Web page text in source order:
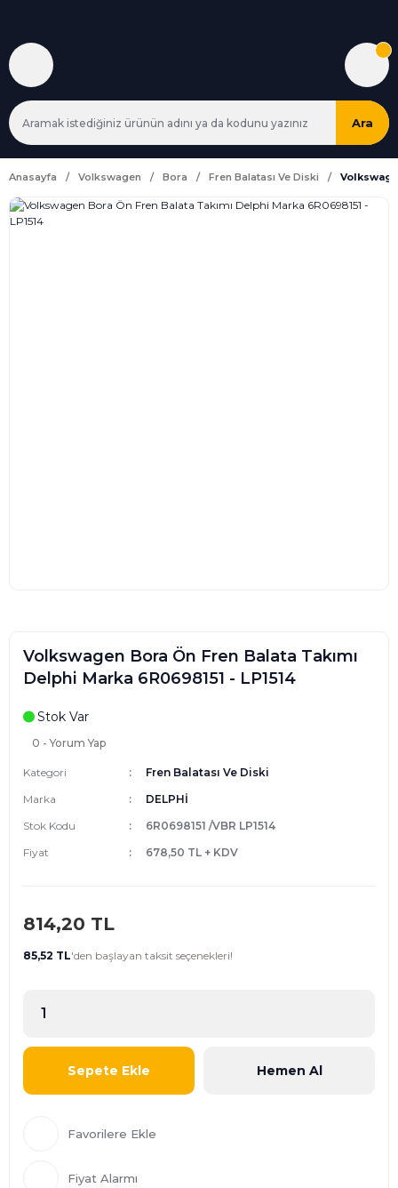
Ara
Anasayfa Volkswagen Bora Fren Balatası Ve Diski
Volkswagen Bora Ön Fren Balata Takımı
Delphi Marka 6R0698151 - LP1514
Stok Var
0 - Yorum Yap
Kategori
Fren Balatası Ve Diski
Marka
DELPHİ
Stok Kodu
6R0698151 /VBR LP1514
Fiyat
678,50 TL + KDV
814,20 TL
85,52 TL'den başlayan taksit seçenekleri!
Sepete Ekle Hemen Al
Fiyat Alarmı